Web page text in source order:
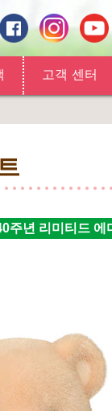
고객 센터
주년 리미티드 에